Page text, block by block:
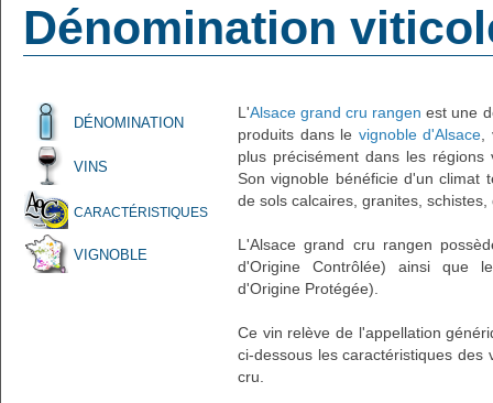
Dénomination
DÉNOMINATION
VINS
CARACTÉRISTIQUES
VIGNOBLE
L'Alsace grand cru rangen est une
produits dans le vignoble d'Alsace
plus précisément dans les
Son vignoble bénéficie d'un climat
de sols calcaires, granites, schistes,
L'Alsace grand cru rangen
d'Origine Contrôlée) ainsi que
d'Origine Protégée).
Ce vin relève de l'appellation
ci-dessous les caractéristiques des
cru.